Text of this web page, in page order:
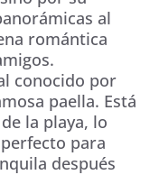
al
romántica
conocido por
paella. Está
la playa, lo
para
después